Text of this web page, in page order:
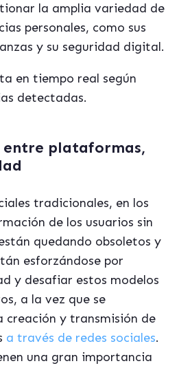
la amplia variedad de
personales, como sus
y su seguridad digital.
en tiempo real según
detectadas.
entre plataformas,
tradicionales, en los
de los usuarios sin
quedando obsoletos y
esforzándose por
y desafiar estos modelos
a la vez que se
creación y transmisión de
a través de redes sociales.
una gran importancia